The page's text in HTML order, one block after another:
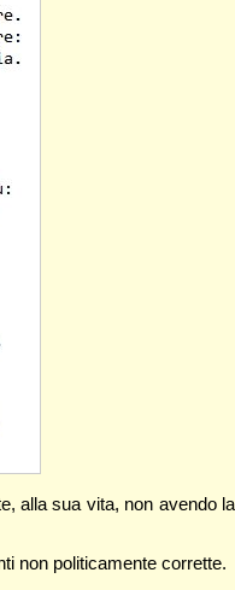
alla sua vita, non avendo
non politicamente corrette.